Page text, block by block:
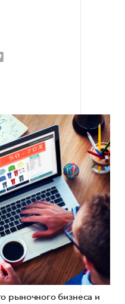
рыночного бизнеса и